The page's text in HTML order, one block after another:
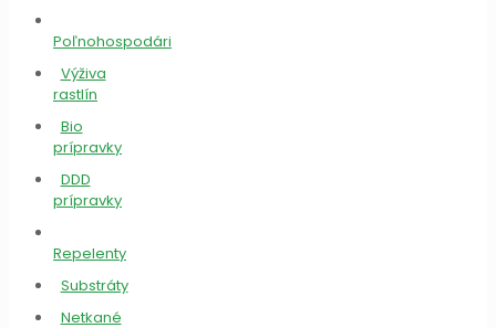
Poľnohospodári
Výživa
rastlín
Bio
prípravky
DDD
prípravky
Repelenty
Substráty
Netkané